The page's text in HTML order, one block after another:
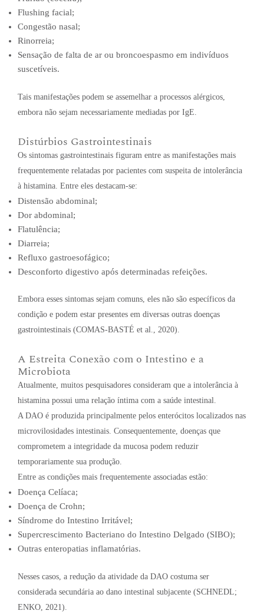
Flushing facial;
Congestão nasal;
Rinorreia;
Sensação de falta de ar ou broncoespasmo em indivíduos
suscetíveis.
Tais manifestações podem se assemelhar a processos alérgicos,
embora não sejam necessariamente mediadas por IgE.
Distúrbios Gastrointestinais
Os sintomas gastrointestinais figuram entre as manifestações mais
frequentemente relatadas por pacientes com suspeita de intolerância
à histamina. Entre eles destacam-se:
Distensão abdominal;
Dor abdominal;
Flatulência;
Diarreia;
Refluxo gastroesofágico;
Desconforto digestivo após determinadas refeições.
Embora esses sintomas sejam comuns, eles não são específicos da
condição e podem estar presentes em diversas outras doenças
gastrointestinais (COMAS-BASTÉ et al., 2020).
A Estreita Conexão com o Intestino e a
Microbiota
Atualmente, muitos pesquisadores consideram que a intolerância à
histamina possui uma relação íntima com a saúde intestinal.
A DAO é produzida principalmente pelos enterócitos localizados nas
microvilosidades intestinais. Consequentemente, doenças que
comprometem a integridade da mucosa podem reduzir
temporariamente sua produção.
Entre as condições mais frequentemente associadas estão:
Doença Celíaca;
Doença de Crohn;
Síndrome do Intestino Irritável;
Supercrescimento Bacteriano do Intestino Delgado (SIBO);
Outras enteropatias inflamatórias.
Nesses casos, a redução da atividade da DAO costuma ser
considerada secundária ao dano intestinal subjacente (SCHNEDL;
ENKO, 2021).